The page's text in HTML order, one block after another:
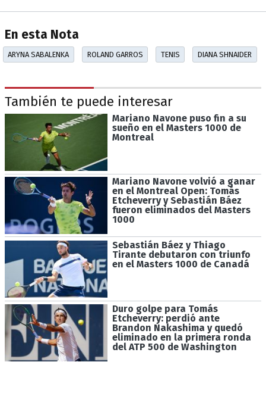
En esta Nota
ARYNA SABALENKA ROLAND GARROS TENIS DIANA SHNAIDER
También te puede interesar
Mariano Navone puso fin a su
sueño en el Masters 1000 de
Montreal
Mariano Navone volvió a ganar
en el Montreal Open: Tomás
Etcheverry y Sebastián Báez
fueron eliminados del Masters
1000
Sebastián Báez y Thiago
Tirante debutaron con triunfo
en el Masters 1000 de Canadá
Duro golpe para Tomás
Etcheverry: perdió ante
Brandon Nakashima y quedó
eliminado en la primera ronda
del ATP 500 de Washington